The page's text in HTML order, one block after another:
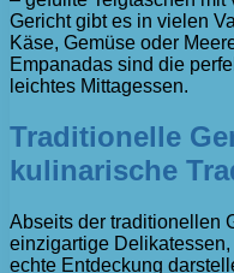
Gericht gibt es in vielen
Käse, Gemüse oder
Empanadas sind die
leichtes Mittagessen.
Traditionelle
kulinarische
Abseits der traditionellen
einzigartige
echte Entdeckung